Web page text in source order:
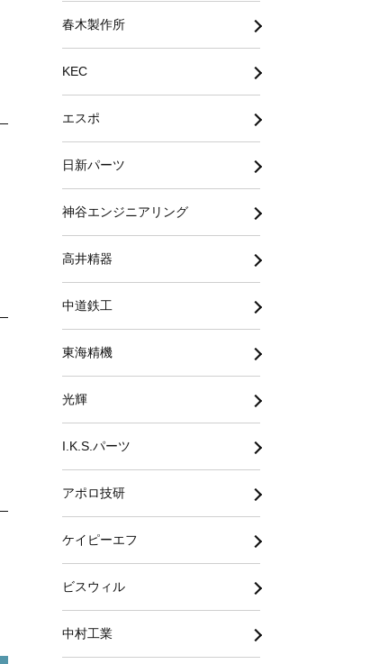
春木製作所
KEC
エスポ
日新パーツ
神谷エンジニアリング
高井精器
中道鉄工
東海精機
光輝
I.K.S.パーツ
アポロ技研
ケイピーエフ
ビスウィル
中村工業